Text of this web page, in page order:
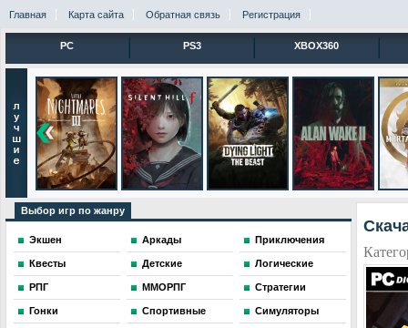
Главная Карта сайта Обратная связь Регистрация
PC PS3 XBOX360
Выбор игр по жанру
Экшен Аркады Приключения
Квесты Детские Логические
РПГ ММОРПГ Стратегии
Гонки Спортивные Симуляторы